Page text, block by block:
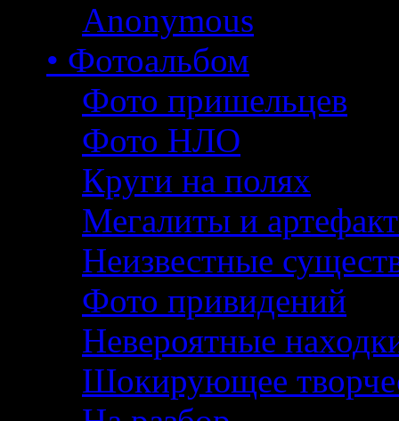
Anonymous
• Фотоальбом
Фото пришельцев
Фото НЛО
Круги на полях
Мегалиты и
Неизвестные
Фото привидений
Невероятные
Шокирующее